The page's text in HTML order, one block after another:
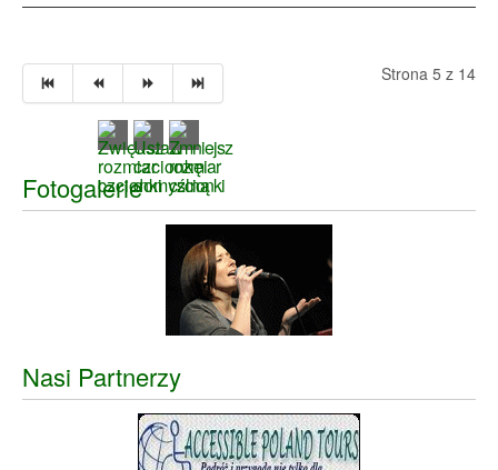
Strona 5 z 14
Fotogalerie
Nasi Partnerzy